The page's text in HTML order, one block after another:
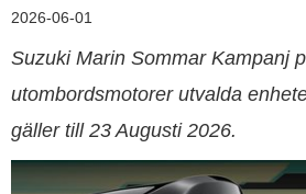
Suzuki - Utombordare
Suzumar - Gummibåtar
Honda - Utombordare
HonWave - Gummibåtar
2026-06-01
Suzuki Marin Sommar Kampanj
utombordsmotorer utvalda
gäller till 23 Augusti 2026.